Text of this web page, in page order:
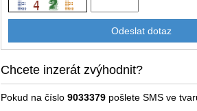
Chcete inzerát zvýhodnit?
Pokud na číslo9033379 pošlete SMS ve